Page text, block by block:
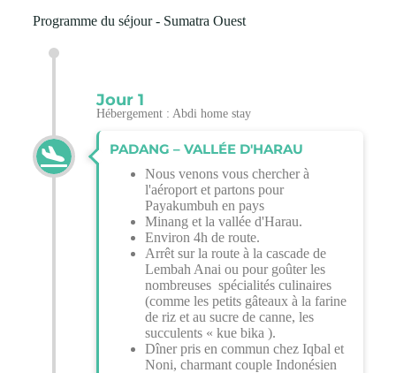
Programme du séjour - Sumatra Ouest
Jour 1
Hébergement : Abdi home stay
PADANG – VALLÉE D'HARAU
Nous venons vous chercher à
l'aéroport et partons pour
Payakumbuh en pays
Minang et la vallée d'Harau.
Environ 4h de route.
Arrêt sur la route à la cascade de
Lembah Anai ou pour goûter les
nombreuses spécialités culinaires
(comme les petits gâteaux à la farine
de riz et au sucre de canne, les
succulents « kue bika ).
Dîner pris en commun chez Iqbal et
Noni, charmant couple Indonésien